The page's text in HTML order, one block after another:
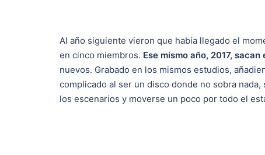
Al año siguiente vieron que había llegado el
en cinco miembros. Ese mismo año, 2017,
nuevos. Grabado en los mismos estudios,
complicado al ser un disco donde no sobra nada,
los escenarios y moverse un poco por todo el